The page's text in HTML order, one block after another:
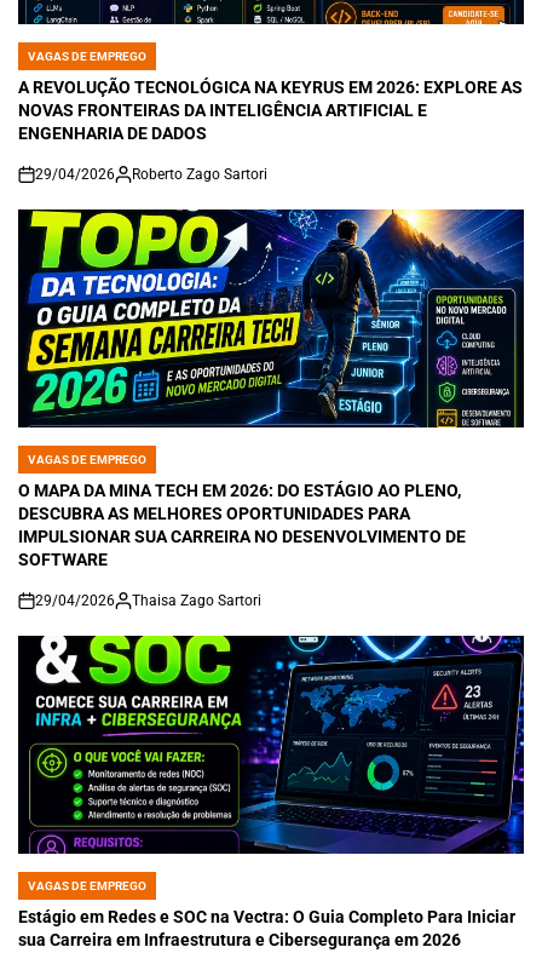
POSTED
IN
VAGAS DE EMPREGO
A REVOLUÇÃO TECNOLÓGICA NA KEYRUS EM 2026: EXPLORE AS
NOVAS FRONTEIRAS DA INTELIGÊNCIA ARTIFICIAL E
ENGENHARIA DE DADOS
on
29/04/2026 Roberto Zago Sartori
POSTED
IN
VAGAS DE EMPREGO
O MAPA DA MINA TECH EM 2026: DO ESTÁGIO AO PLENO,
DESCUBRA AS MELHORES OPORTUNIDADES PARA
IMPULSIONAR SUA CARREIRA NO DESENVOLVIMENTO DE
SOFTWARE
on
29/04/2026 Thaisa Zago Sartori
POSTED
IN
VAGAS DE EMPREGO
Estágio em Redes e SOC na Vectra: O Guia Completo Para Iniciar
sua Carreira em Infraestrutura e Cibersegurança em 2026